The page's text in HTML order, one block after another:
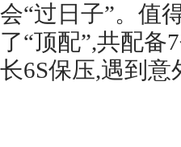
会“过日子”。值
了“顶配”,共配
长6S保压,遇到